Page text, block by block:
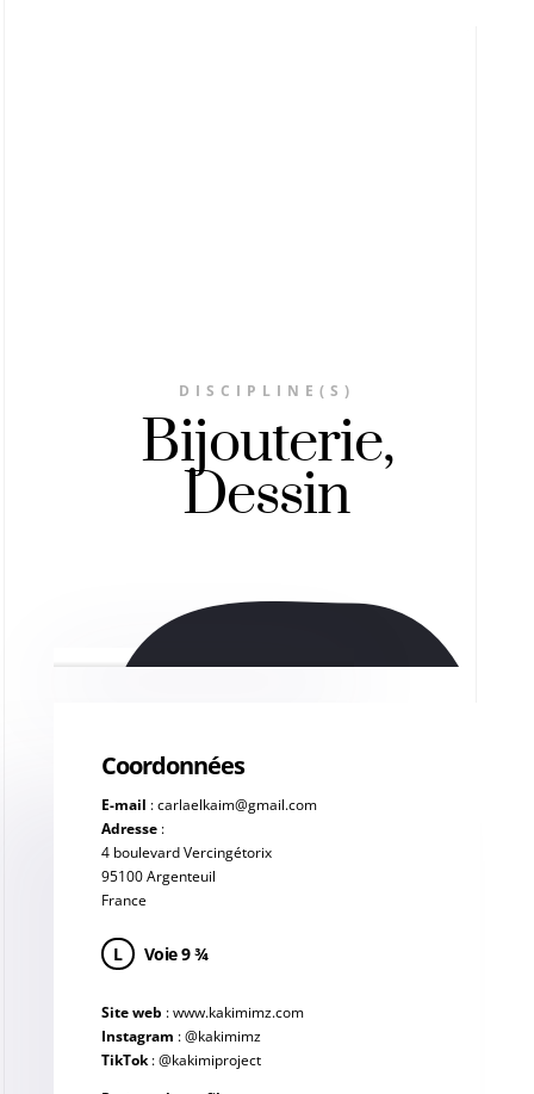
DISCIPLINE(S)
Bijouterie,
Dessin
Coordonnées
E-mail :carlaelkaim@gmail.com
Adresse:
4 boulevard Vercingétorix
95100 Argenteuil
France
L Voie 9 ¾
Site web :www.kakimimz.com
Instagram :@kakimimz
TikTok:@kakimiproject